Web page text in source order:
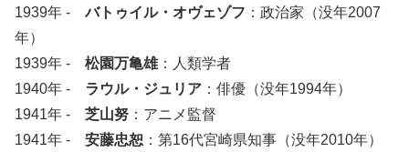
1939年 -バトゥイル・オヴェゾフ ：政治家（没年2007
年）
1939年 - 松園万亀雄：人類学者
1940年 - ラウル・ジュリア ：俳優（没年1994年）
1941年 - 芝山努 ：アニメ監督
1941年 - 安藤忠恕 ：第16代宮崎県知事（没年2010年）